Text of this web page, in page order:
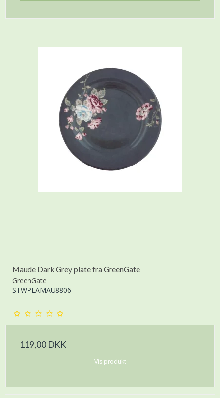
Maude Dark Grey plate fra GreenGate
GreenGate
STWPLAMAU8806
119,00 DKK
Vis produkt